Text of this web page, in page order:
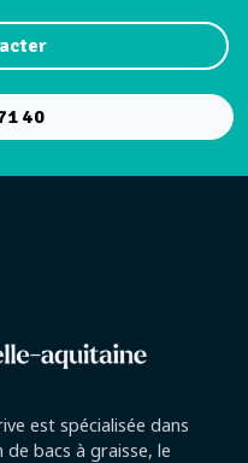
40
est spécialisée dans
de bacs à graisse, le